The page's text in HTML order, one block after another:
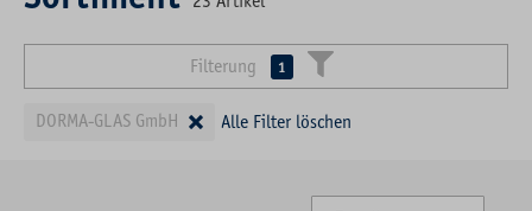
Filterung 1
DORMA-GLAS GmbH × Alle Filter löschen